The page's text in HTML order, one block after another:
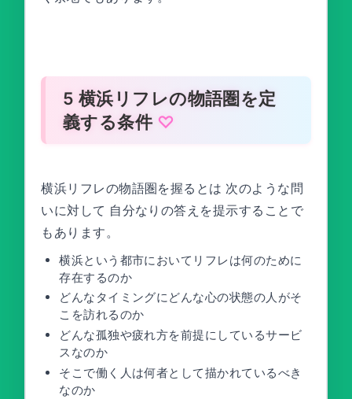
5 横浜リフレの物語圏を定
義する条件
横浜リフレの物語圏を握るとは 次のような問
いに対して 自分なりの答えを提示することで
もあります。
横浜という都市においてリフレは何のために
存在するのか
どんなタイミングにどんな心の状態の人がそ
こを訪れるのか
どんな孤独や疲れ方を前提にしているサービ
スなのか
そこで働く人は何者として描かれているべき
なのか